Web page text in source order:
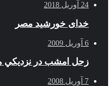
24 آوریل 2018
خدای خورشید مصر
6 آوریل 2009
زحل امشب در نزديكي
7 آوریل 2008